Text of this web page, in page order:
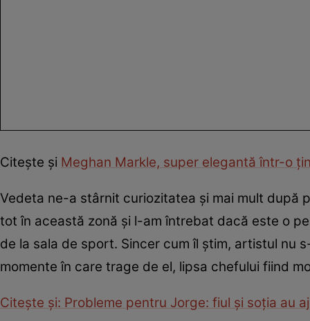
Citește și Meghan Markle, super elegantă într-o
Vedeta ne-a stârnit curiozitatea și mai mult după
tot în această zonă și l-am întrebat dacă este o
de la sala de sport. Sincer cum îl știm, artistul nu
momente în care trage de el, lipsa chefului fiind
Citește și: Probleme pentru Jorge: fiul și soția au